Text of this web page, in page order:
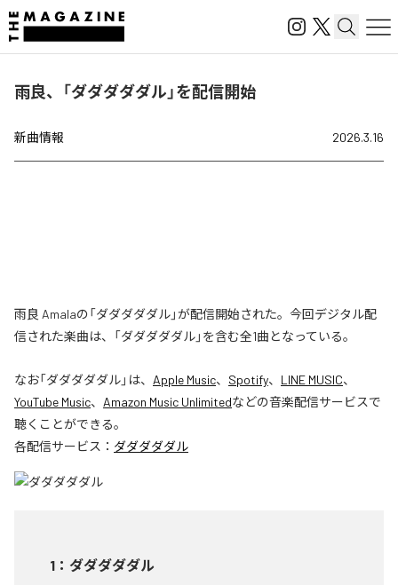
雨良、「ダダダダダル」を配信開始
新曲情報 2026.3.16
雨良 Amalaの「ダダダダダル」が配信開始された。今回デジタル配
信された楽曲は、「ダダダダダル」を含む全1曲となっている。
なお「ダダダダダル」は、 Apple Music、 Spotify、 LINE MUSIC、
YouTube Music、 Amazon Music Unlimitedなどの音楽配信サービスで
聴くことができる。
各配信サービス： ダダダダダル
1 ： ダダダダダル